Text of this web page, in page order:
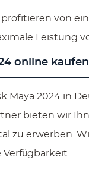
von
Leistung
online
Maya 2024 in
bieten wir
zu erwerben.